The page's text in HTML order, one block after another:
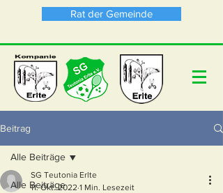
Rat der Gemeinde
Beitrag
Alle Beiträge
Alle Beiträge
SG Teutonia Erlte
11. Okt. 2022 1 Min. Lesezeit